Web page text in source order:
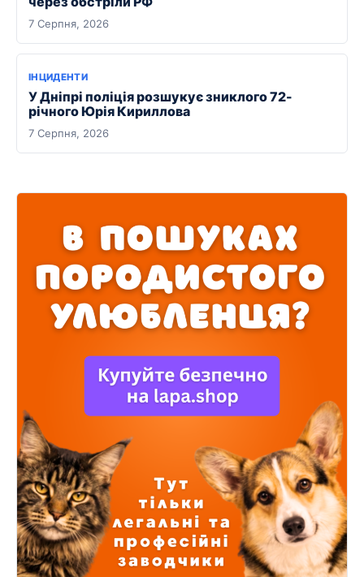
7 Серпня, 2026
ІНЦИДЕНТИ
У Дніпрі поліція розшукує зниклого 72-
річного Юрія Кириллова
7 Серпня, 2026